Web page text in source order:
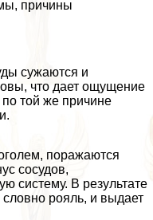
причины
сужаются и
что дает ощущение
той же причине
поражаются
сосудов,
систему. В результате
словно рояль, и выдает